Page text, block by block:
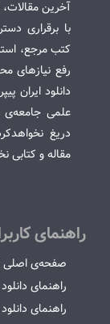
آخرین
با برقراری
کتب مرجع،
رفع نیازهای
دانلود ایران
علمی جامعه‌ی
دریغ
مقاله و کتابی
راهنمای
صفحه‌ی اصلی
راهنمای
راهنمای